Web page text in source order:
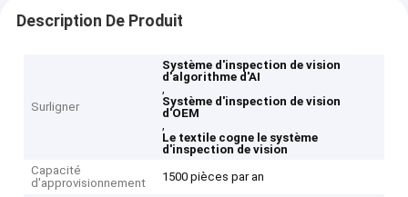
Description De Produit
Surligner
Système d'inspection de vision
d'algorithme d'AI
,
Système d'inspection de vision
d'OEM
,
Le textile cogne le système
d'inspection de vision
Capacité
d'approvisionnement
1500 pièces par an